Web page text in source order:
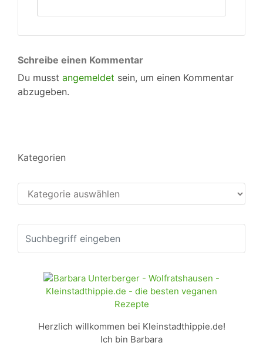
Schreibe einen Kommentar
Du musst angemeldet sein, um einen Kommentar
abzugeben.
Kategorien
Kategorien
Herzlich willkommen bei Kleinstadthippie.de!
Ich bin Barbara